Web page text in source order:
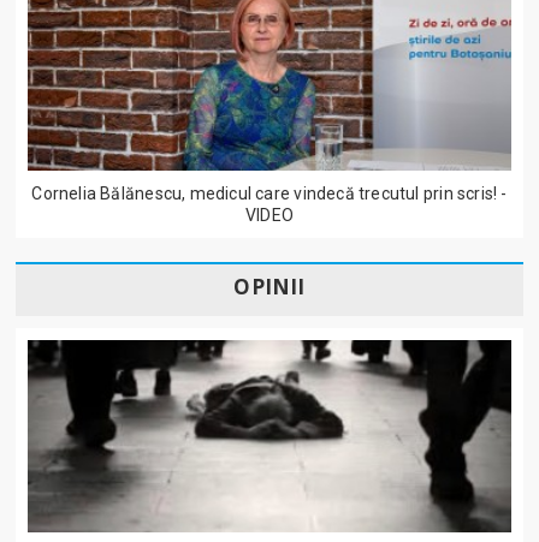
Cornelia Bălănescu, medicul care vindecă trecutul prin scris! -
VIDEO
OPINII